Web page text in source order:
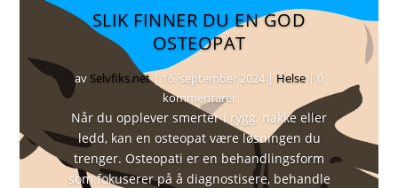
SLIK FINNER DU EN GOD
OSTEOPAT
av Selvfiks.net| 16. september 2024 | Helse | 0
kommentarer
Når du opplever smerter i rygg, nakke eller
ledd, kan en osteopat være løsningen du
trenger. Osteopati er en behandlingsform
som fokuserer på å diagnostisere, behandle